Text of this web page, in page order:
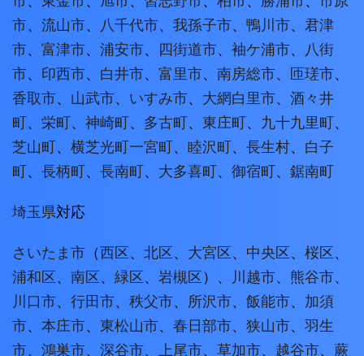
市、 流山市、 八千代市、 我孫子市、 鴨川市、 君津
市、 富津市、 浦安市、 四街道市、 袖ケ浦市、
八街
市、 印西市、 白井市、 富里市、 南房総市、 匝瑳市、
香取市、 山武市、 いすみ市、 大網白里市、 酒々井
町、 栄町、 神崎町、 多古町、 東庄町、 九十九里町、
芝山町、 横芝光町一宮町、 睦沢町、 長生村、 白子
町、 長柄町、 長南町、 大多喜町、 御宿町、 鋸南町
埼玉県対応
さいたま市 （西区、 北区、 大宮区、 中央区、 桜区、
浦和区、 南区、 緑区、 岩槻区）、 川越市、 熊谷市、
川口市、 行田市、 秩父市、 所沢市、 飯能市、 加須
市、 本庄市、 東松山市、 春日部市、 狭山市、 羽生
市、 鴻巣市、 深谷市、 上尾市、 草加市、 越谷市、 蕨